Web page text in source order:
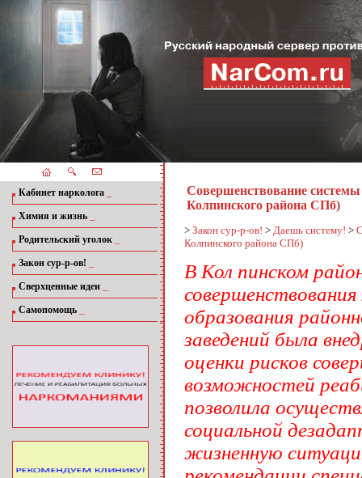
Кабинет нарколога
Химия и жизнь
Родительский уголок
Закон сур-р-ов!
Сверхценные идеи
Самопомощь
Совершенствование
Колпинского района СПб)
> Закон сур-р-ов! > Даешь систему! >
Колпинского района СПб)
В Кол пинском
образования
заведений была
оценки рисков
возможностей
позволила
социальной
жизненную